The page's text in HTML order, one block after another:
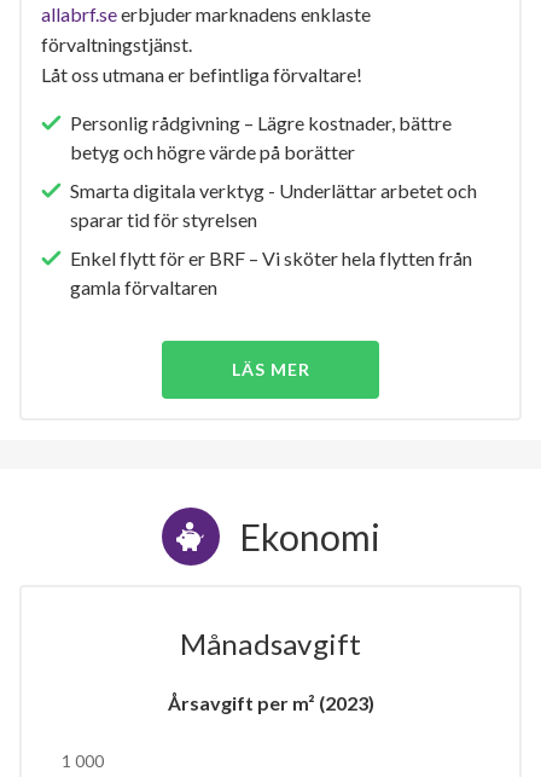
allabrf.seerbjuder marknadens enklaste
förvaltningstjänst.
Låt oss utmana er befintliga förvaltare!
Personlig rådgivning – Lägre kostnader, bättre
betyg och högre värde på borätter
Smarta digitala verktyg - Underlättar arbetet och
sparar tid för styrelsen
Enkel flytt för er BRF – Vi sköter hela flytten från
gamla förvaltaren
LÄS MER
Ekonomi
Månadsavgift
Årsavgift per m² (2023)
1 000